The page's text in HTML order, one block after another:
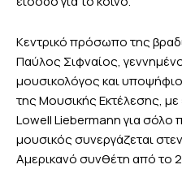
Κεντρικό πρόσωπο της
Παύλος Σιφναίος,
μουσικολόγος και
της Μουσικής Εκτέλεσης, με
Lowell Liebermann για σόλο
μουσικός συνεργάζεται
Αμερικανό συνθέτη από το